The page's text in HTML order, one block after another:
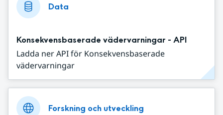
Data
Konsekvensbaserade vädervarningar - API
Ladda ner API för Konsekvensbaserade
vädervarningar
Forskning och utveckling